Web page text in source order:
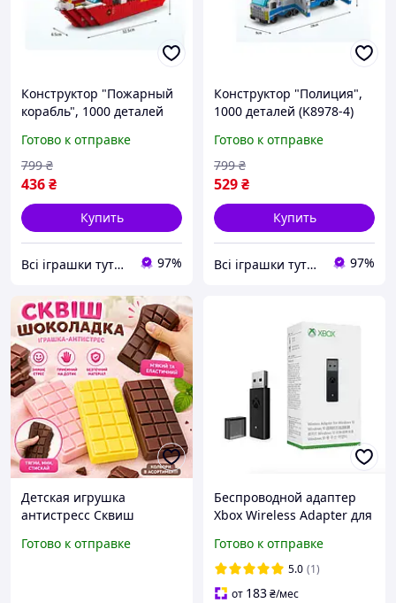
Конструктор "Пожарный
корабль", 1000 деталей
Готово к отправке
436₴
799 ₴
Купить
Всі іграшки тутечки 97%
Конструктор "Полиция",
1000 деталей (K8978-4)
Готово к отправке
529₴
799 ₴
Купить
Всі іграшки тутечки 97%
Детская игрушка
антистресс Сквиш
шоколадная плитка в
Готово к отправке
Беспроводной адаптер
Xbox Wireless Adapter для
подключения 2-х
геймпадов, USB,
оригинал
Готово к отправке
5.0 (1)
от 183₴/мес